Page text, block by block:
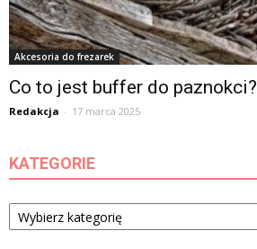
Akcesoria do frezarek
Co to jest buffer do paznokci?
Redakcja - 17 marca 2025
KATEGORIE
Kategorie